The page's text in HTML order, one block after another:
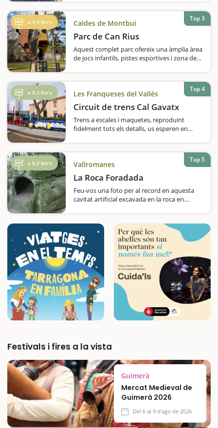
formes que es poden reconèixer. Val a dir
que l’excursió…
a 9,4 Km's Caldes de Montbui
Parc de Can Rius
Aquest complet parc ofereix una àmplia àrea
de jocs infantils, pistes esportives i zona de
de Can Rius, a Caldes de Montbui. Al costat
de la riera,…
Top 3
a 9,3 Km's Les Franqueses del Vallès
Circuit de trens Cal Gavatx
Trens a escales i maquetes, reproduint
fidelment tots els detalls, us esperen en
Centre d'Estudis Ferroviaris Via Oberta, una
entitat sense ànim…
Top 4
a 8,0 Km's Vallromanes
La Roca Foradada
Feu-vos una foto per al record en aquesta
cavitat artificial excavada en la roca en
especialment una. Es tracta de la Roca
Foradada de Vallromanes,…
Top 5
Festivals i fires a la vista
Guimerà
Mercat Medieval de
Guimerà 2026
Del 6 al 9 d'ago de 2026